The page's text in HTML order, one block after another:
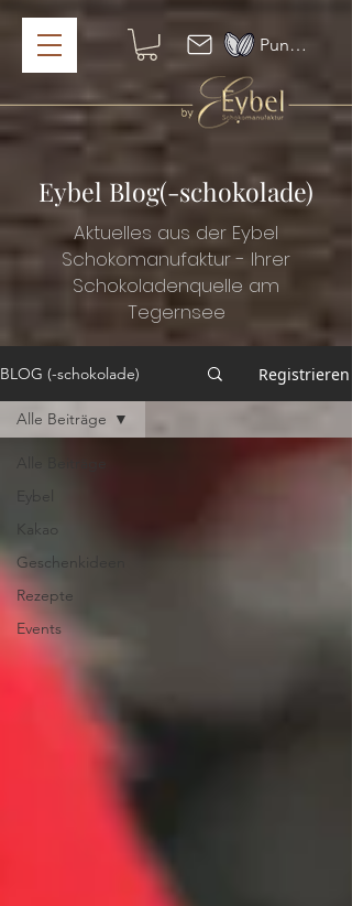
Punkte ansehen
Eybel Blog(-schokolade)
Aktuelles aus der Eybel
Schokomanufaktur - Ihrer
Schokoladenquelle am
Tegernsee
BLOG (-schokolade) Registrieren
Kakao
Geschenkideen
Rezepte
Events
Alle Beiträge